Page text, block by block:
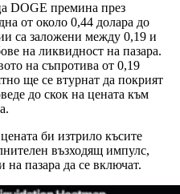
DOGE премина през
от около 0,44 долара до
са заложени между 0,19 и
на ликвидност на пазара.
на съпротива от 0,19
ще се втурнат да покрият
до скок на цената към
би изтрило късите
възходящ импулс,
на пазара да се включат.